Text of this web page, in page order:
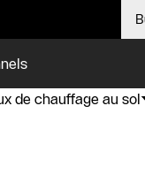
de chauffage au sol